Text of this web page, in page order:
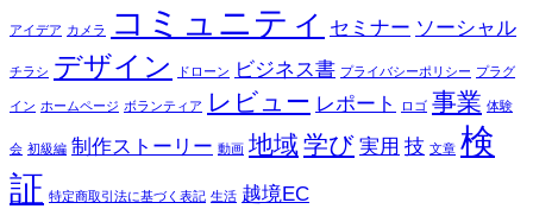
アイデア カメラ コミュニティ セミナー ソーシャル
チラシ デザイン ドローン ビジネス書 プライバシーポリシー プラグ
イン ホームページ ボランティア レビュー レポート ロゴ 事業 体験
会 初級編 制作ストーリー 動画 地域 学び 実用 技 文章 検
証 特定商取引法に基づく表記 生活 越境EC